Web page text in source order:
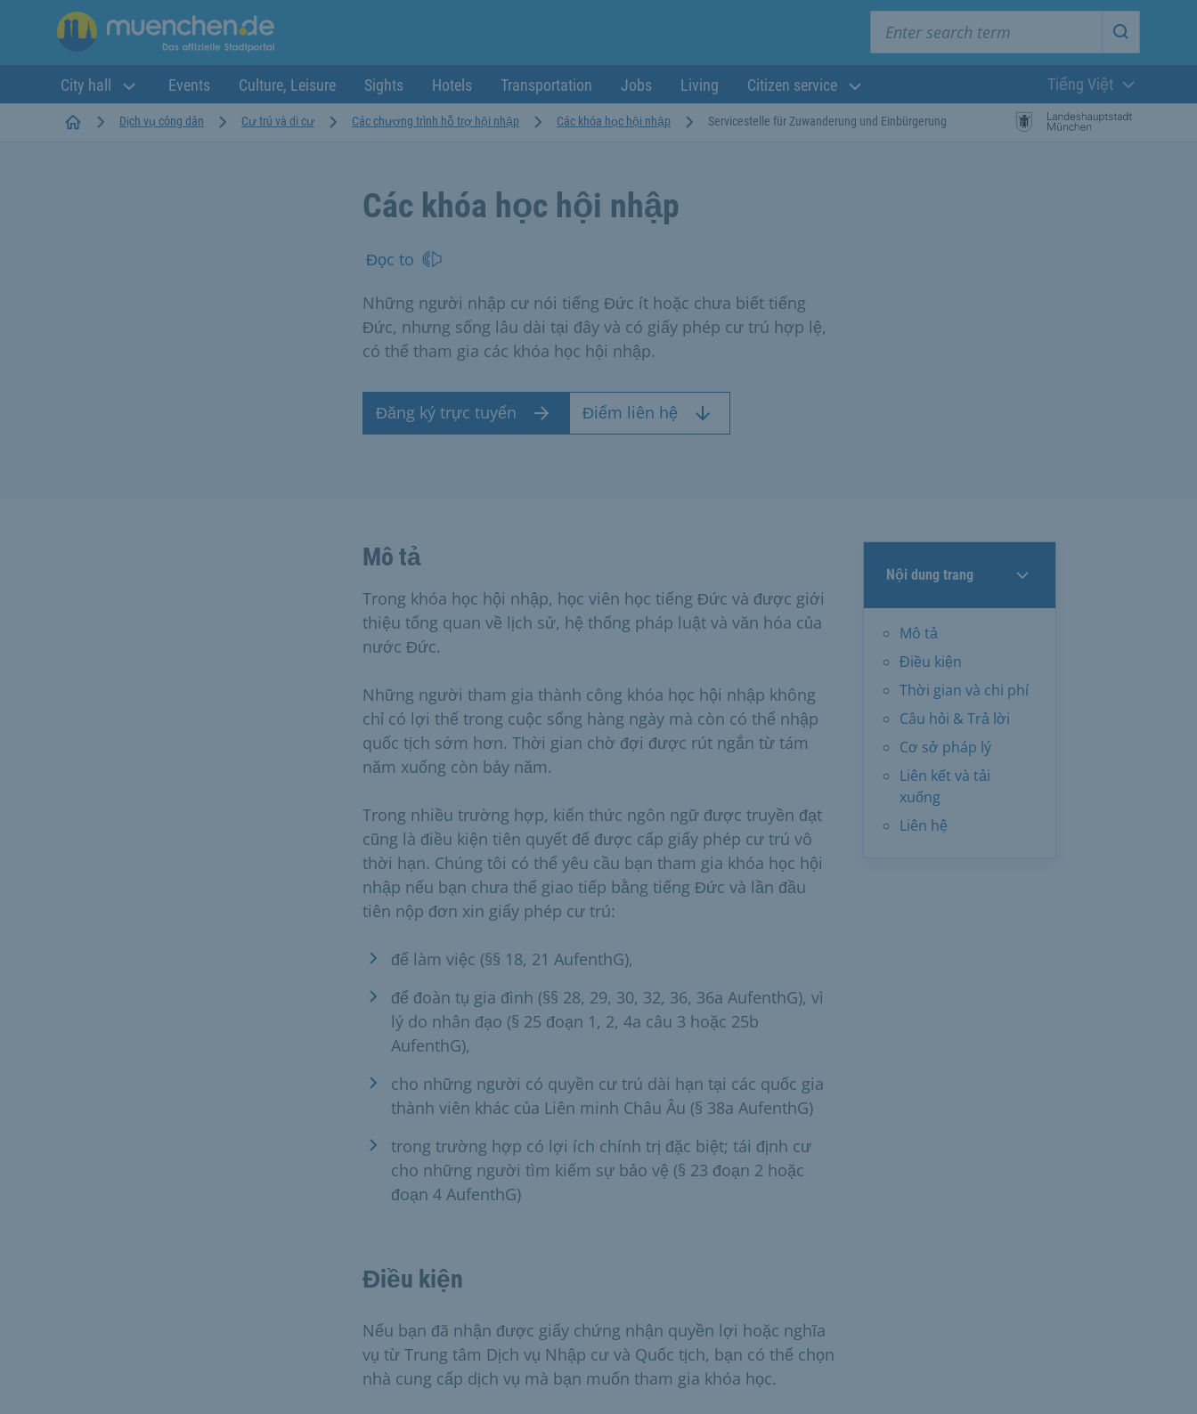
Start
City hall Events Culture, Leisure Sights Hotels Transportation Jobs Living Citizen service
Ngôn ngữ hiện
Tiếng Việt
StartseiteDịch vụ công dân Cư trú và di cư Các chương trình hỗ trợ hội nhập Các khóa học hội nhập Servicestelle für Zuwanderung und Einbürgerung
Các khóa học hội nhập
Đọc to
Những người nhập cư nói tiếng Đức ít hoặc chưa biết tiếng
Đức, nhưng sống lâu dài tại đây và có giấy phép cư trú hợp lệ,
có thể tham gia các khóa học hội nhập.
Đăng ký trực tuyến Điểm liên hệ
Nội dung trang
Mô tả
Điều kiện
Thời gian và chi phí
Câu hỏi & Trả lời
Cơ sở pháp lý
Liên kết và tải
xuống
Liên hệ
Mô tả
Trong khóa học hội nhập, học viên học tiếng Đức và được giới
thiệu tổng quan về lịch sử, hệ thống pháp luật và văn hóa của
nước Đức.
Những người tham gia thành công khóa học hội nhập không
chỉ có lợi thế trong cuộc sống hàng ngày mà còn có thể nhập
quốc tịch sớm hơn. Thời gian chờ đợi được rút ngắn từ tám
năm xuống còn bảy năm.
Trong nhiều trường hợp, kiến thức ngôn ngữ được truyền đạt
cũng là điều kiện tiên quyết để được cấp giấy phép cư trú vô
thời hạn. Chúng tôi có thể yêu cầu bạn tham gia khóa học hội
nhập nếu bạn chưa thể giao tiếp bằng tiếng Đức và lần đầu
tiên nộp đơn xin giấy phép cư trú:
để làm việc (§§ 18, 21 AufenthG),
để đoàn tụ gia đình (§§ 28, 29, 30, 32, 36, 36a AufenthG), vì
lý do nhân đạo (§ 25 đoạn 1, 2, 4a câu 3 hoặc 25b
AufenthG),
cho những người có quyền cư trú dài hạn tại các quốc gia
thành viên khác của Liên minh Châu Âu (§ 38a AufenthG)
trong trường hợp có lợi ích chính trị đặc biệt; tái định cư
cho những người tìm kiếm sự bảo vệ (§ 23 đoạn 2 hoặc
đoạn 4 AufenthG)
Điều kiện
Nếu bạn đã nhận được giấy chứng nhận quyền lợi hoặc nghĩa
vụ từ Trung tâm Dịch vụ Nhập cư và Quốc tịch, bạn có thể chọn
nhà cung cấp dịch vụ mà bạn muốn tham gia khóa học.